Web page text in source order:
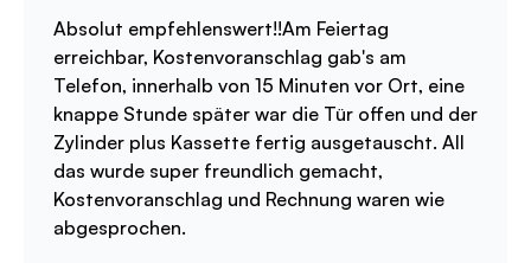
Absolut empfehlenswert!!Am Feiertag
erreichbar, Kostenvoranschlag gab's am
Telefon, innerhalb von 15 Minuten vor Ort, eine
knappe Stunde später war die Tür offen und der
Zylinder plus Kassette fertig ausgetauscht. All
das wurde super freundlich gemacht,
Kostenvoranschlag und Rechnung waren wie
abgesprochen.